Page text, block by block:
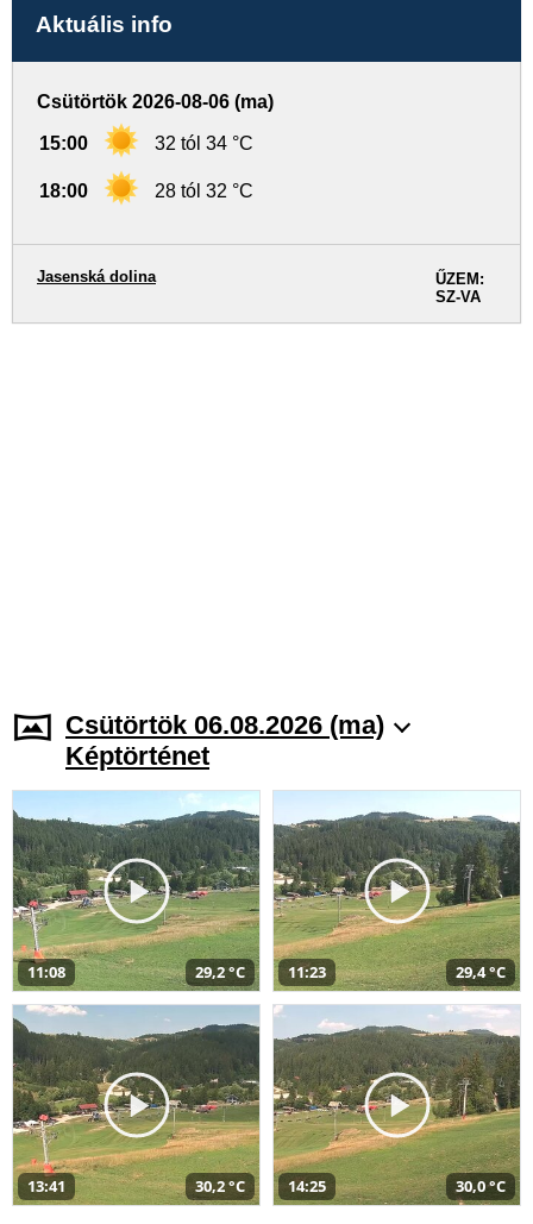
Aktuális info
Csütörtök 2026-08-06 (ma)
15:00 32 tól 34 °C
18:00 28 tól 32 °C
ŰZEM:
SZ-VA
Jasenská dolina
Csütörtök 06.08.2026 (ma)
Képtörténet
11:08 29,2 °C 11:23 29,4 °C
13:41 30,2 °C 14:25 30,0 °C